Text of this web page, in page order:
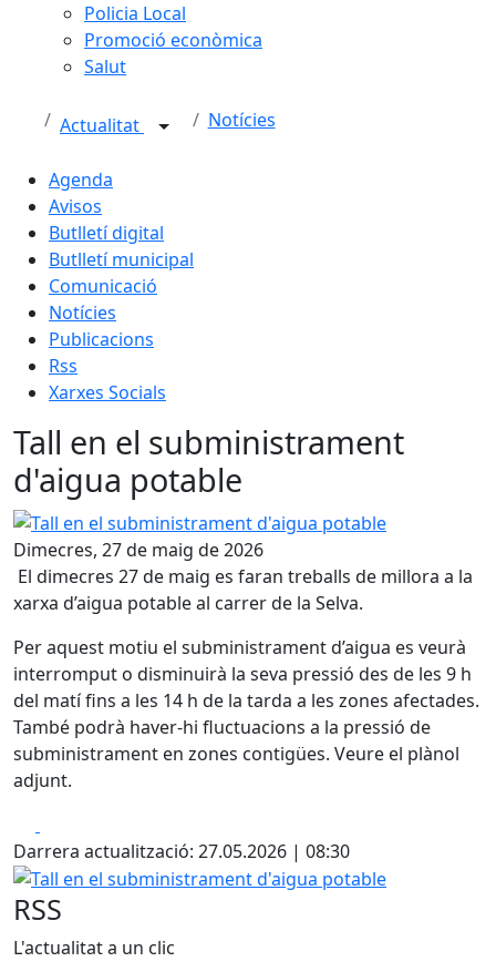
Policia Local
Promoció econòmica
Salut
Actualitat Notícies
Agenda
Avisos
Butlletí digital
Butlletí municipal
Comunicació
Notícies
Publicacions
Rss
Xarxes Socials
Tall en el subministrament
d'aigua potable
Tall en el subministrament d'aigua potable
Dimecres, 27 de maig de 2026
El dimecres 27 de maig es faran treballs de millora a la
xarxa d’aigua potable al carrer de la Selva.
Per aquest motiu el subministrament d’aigua es veurà
interromput o disminuirà la seva pressió des de les 9 h
del matí fins a les 14 h de la tarda a les zones afectades.
També podrà haver-hi fluctuacions a la pressió de
subministrament en zones contigües. Veure el plànol
adjunt.
Darrera actualització: 27.05.2026 | 08:30
Tall en el subministrament d'aigua potable
RSS
L'actualitat a un clic